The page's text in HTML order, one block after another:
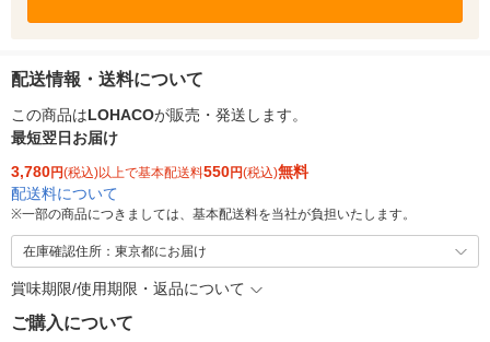
配送情報・送料について
この商品はLOHACOが販売・発送します。
最短翌日お届け
3,780円(税込)以上で基本配送料550円(税込)無料
配送料について
※一部の商品につきましては、基本配送料を当社が負担いたします。
在庫確認住所：東京都にお届け
賞味期限/使用期限・返品について
ご購入について